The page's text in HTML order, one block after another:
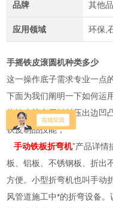
品牌 其他
应用领域 环保,
手摇铁皮滚圆机种类多少
这一操作底子需求专业一点
下面为我们阐明一下如何运
将铁皮等金属板材压出边凹
铁皮制品技能，
手动铁板折弯机”产品详情
板、铝板、不锈钢板、折出
方便。小型折弯机也叫手动
风管道施工中*的折弯设备